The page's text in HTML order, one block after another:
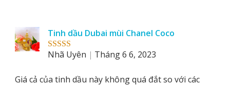
Rated5out
Tinh dầu Dubai mùi Chanel Coco
Nhã Uyên
Tháng 6 6, 2023
Giá cả của tinh dầu này không quá đắt so với các